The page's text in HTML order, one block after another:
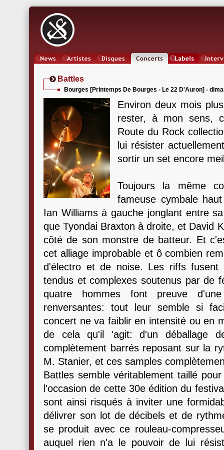
Battles
Bourges [Printemps De Bourges - Le 22 D'Auron] -
Environ deux mois
rester, à mon sens,
Route du Rock
lui résister
sortir un set encore
Toujours la même
fameuse cymbale
Ian Williams à gauche jonglant entre
que Tyondai Braxton à droite, et David
côté de son monstre de batteur. Et
cet alliage improbable et ô combien
d'électro et de noise. Les riffs fusent
tendus et complexes soutenus par de
quatre hommes font preuve
renversantes: tout leur semble si
concert ne va faiblir en intensité ou en
de cela qu'il 'agit: d'un déballage
complètement barrés reposant sur la
M. Stanier, et ces samples
Battles semble véritablement taillé
l'occasion de cette 30e édition du
sont ainsi risqués à inviter une
délivrer son lot de décibels et de
se produit avec ce rouleau-
auquel rien n'a le pouvoir de lui